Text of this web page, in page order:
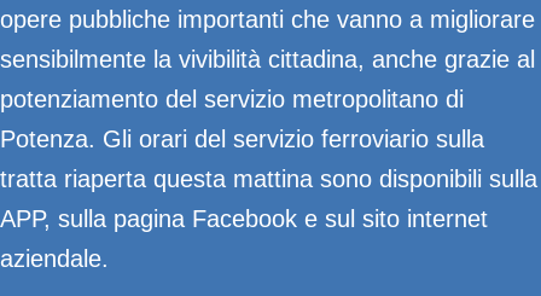
opere pubbliche importanti che vanno a migliorare
sensibilmente la vivibilità cittadina, anche grazie al
potenziamento del servizio metropolitano di
Potenza. Gli orari del servizio ferroviario sulla
tratta riaperta questa mattina sono disponibili sulla
APP, sulla pagina Facebook e sul sito internet
aziendale.